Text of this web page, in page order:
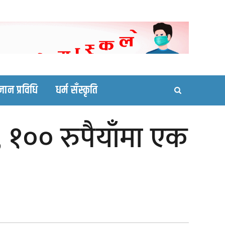
site
प्रविधि धर्म सँस्कृति
रुपैयाँमा एक